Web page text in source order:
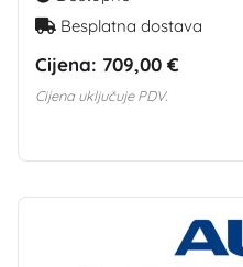
Besplatna dostava
Cijena: 709,00 €
Cijena uključuje PDV.